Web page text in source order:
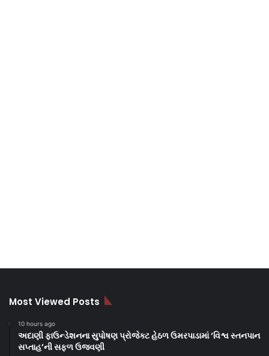
Most Viewed Posts
10 hours ago
અદાણી ફાઉન્ડેશનના સુપોષણ પ્રોજેક્ટ હેઠળ ઉમરપાડામાં ‘વિશ્વ સ્તનપાન
સપ્તાહ’ની સફળ ઉજવણી